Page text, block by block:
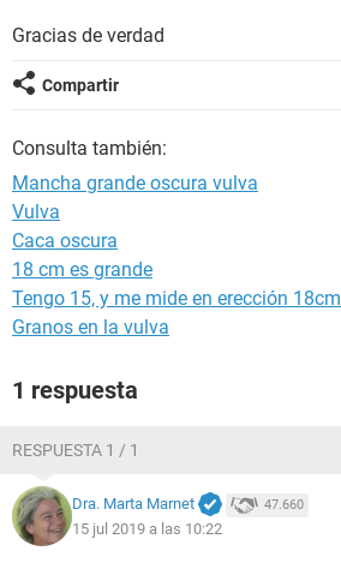
Gracias de verdad
Compartir
Consulta también:
Mancha grande oscura vulva
Vulva
Caca oscura
18 cm es grande
Tengo 15, y me mide en erección 18cm
Granos en la vulva
1 respuesta
RESPUESTA 1 / 1
Dra. Marta Marnet 47.660
15 jul 2019 a las 10:22